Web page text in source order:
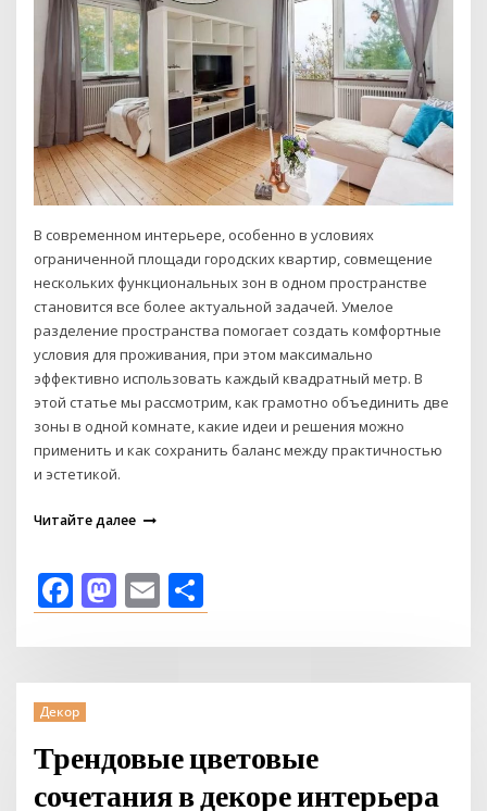
В современном интерьере, особенно в условиях
ограниченной площади городских квартир, совмещение
нескольких функциональных зон в одном пространстве
становится все более актуальной задачей. Умелое
разделение пространства помогает создать комфортные
условия для проживания, при этом максимально
эффективно использовать каждый квадратный метр. В
этой статье мы рассмотрим, как грамотно объединить две
зоны в одной комнате, какие идеи и решения можно
применить и как сохранить баланс между практичностью
и эстетикой.
Читайте далее
Facebook
Mastodon
Email
Декор
Трендовые цветовые
сочетания в декоре интерьера